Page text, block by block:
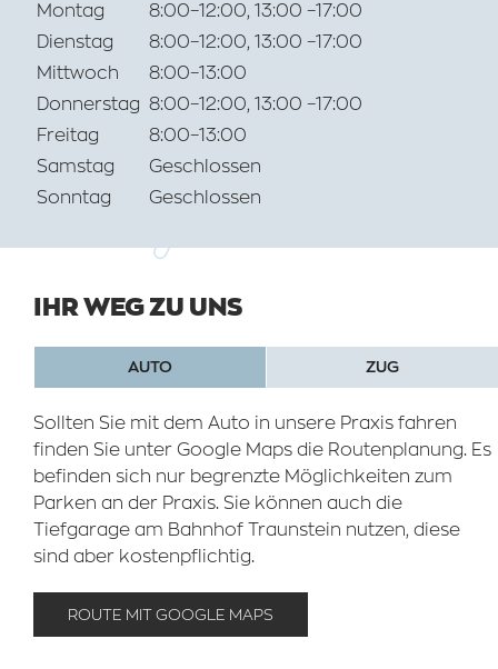
Montag
8:00–12:00, 13:00 –17:00
Dienstag
8:00–12:00, 13:00 –17:00
Mittwoch
8:00–13:00
Donnerstag 8:00–12:00, 13:00 –17:00
Freitag
8:00–13:00
Samstag
Geschlossen
Sonntag
Geschlossen
IHR WEG ZU UNS
AUTO ZUG
Sollten Sie mit dem Auto in unsere Praxis fahren
finden Sie unter Google Maps die Routenplanung. Es
befinden sich nur begrenzte Möglichkeiten zum
Parken an der Praxis. Sie können auch die
Tiefgarage am Bahnhof Traunstein nutzen, diese
sind aber kostenpflichtig.
ROUTE MIT GOOGLE MAPS